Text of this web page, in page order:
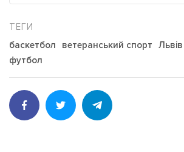
баскетбол ветеранський спорт Львів
футбол